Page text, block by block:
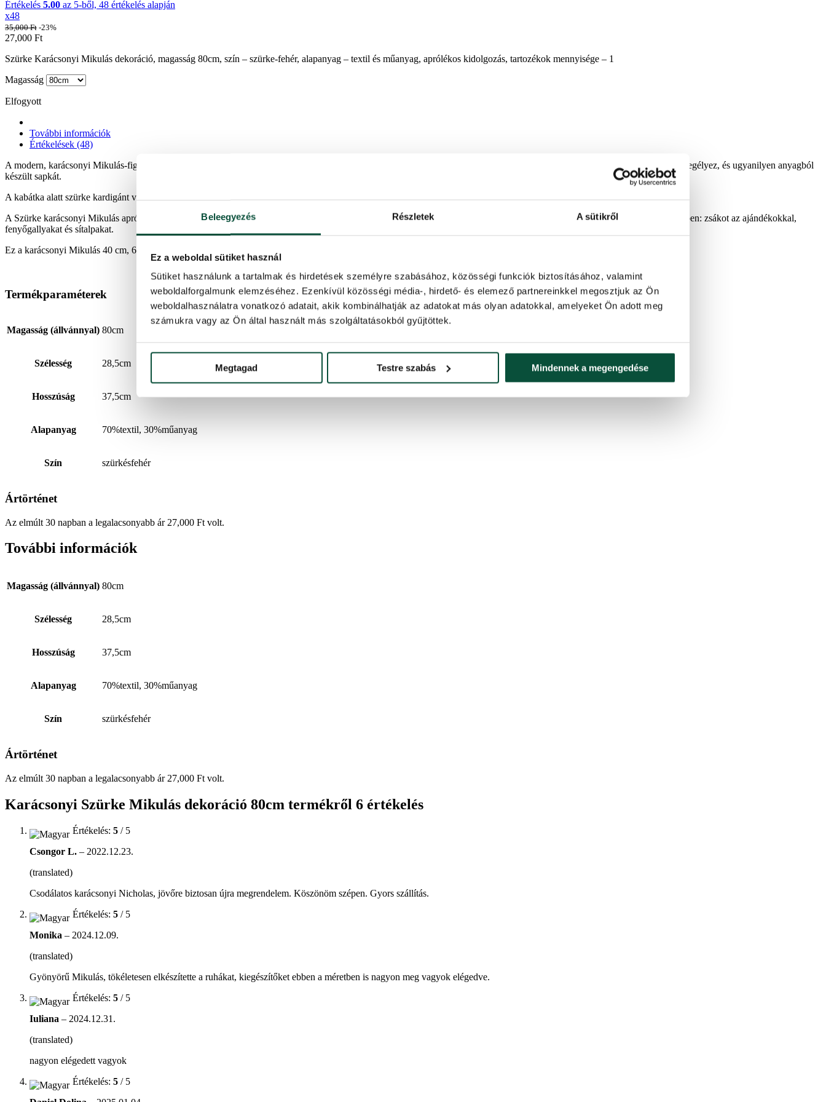
Beleegyezés Részletek A sütikről
Ez a weboldal sütiket használ
Sütiket használunk a tartalmak és hirdetések személyre szabásához, közösségi funkciók biztosításához, valamint
weboldalforgalmunk elemzéséhez. Ezenkívül közösségi média-, hirdető- és elemező partnereinkkel megosztjuk az Ön
weboldalhasználatra vonatkozó adatait, akik kombinálhatják az adatokat más olyan adatokkal, amelyeket Ön adott meg
számukra vagy az Ön által használt más szolgáltatásokból gyűjtöttek.
Megtagad Testre szabás Mindennek a megengedése
Értékelés 5.00 az 5-ből, 48 értékelés alapján
x48
35,000Ft -23%
27,000 Ft
Szürke Karácsonyi Mikulás dekoráció, magasság 80cm, szín – szürke-fehér, alapanyag – textil és műanyag, aprólékos kidolgozás, tartozékok mennyisége – 1
Magasság
Elfogyott
További információk
Értékelések (48)
A modern, karácsonyi Mikulás-figura szürke öltözékben az Ön otthona ízléses dekorációja. A Mikulás szürke-fehér kockás kabátkát visel, amelyet sűrű, halvány színű szőrme szegélyez, és ugyanilyen anyagból
készült sapkát.
A kabátka alatt szürke kardigánt visel barna gombokkal és szürke nadrágot. A lábán halvány színű, bolyhos szőrmecsizmát visel.
A Szürke karácsonyi Mikulás aprólékosan van kidolgozva. Kidolgozott arcocskáját kerek szemüveg és sűrű fehér szakáll díszíti. Stílusban összehangolt kiegészítőket tart a kezében: zsákot az ajándékokkal,
fenyőgallyakat és sítalpakat.
Ez a karácsonyi Mikulás 40 cm, 60 cm és 80 cm méretekben kapható.
Termékparaméterek
Magasság (állvánnyal) 80cm
Szélesség 28,5cm
Hosszúság 37,5cm
Alapanyag 70%textil, 30%műanyag
Szín szürkésfehér
Ártörténet
Az elmúlt 30 napban a legalacsonyabb ár 27,000 Ft volt.
További információk
Magasság (állvánnyal) 80cm
Szélesség 28,5cm
Hosszúság 37,5cm
Alapanyag 70%textil, 30%műanyag
Szín szürkésfehér
Ártörténet
Az elmúlt 30 napban a legalacsonyabb ár 27,000 Ft volt.
Karácsonyi Szürke Mikulás dekoráció 80cm termékről 6 értékelés
Értékelés: 5 / 5
Csongor L. – 2022.12.23.
(translated)
Csodálatos karácsonyi Nicholas, jövőre biztosan újra megrendelem. Köszönöm szépen. Gyors szállítás.
Értékelés: 5 / 5
Monika – 2024.12.09.
(translated)
Gyönyörű Mikulás, tökéletesen elkészítette a ruhákat, kiegészítőket ebben a méretben is nagyon meg vagyok elégedve.
Értékelés: 5 / 5
Iuliana – 2024.12.31.
(translated)
nagyon elégedett vagyok
Értékelés: 5 / 5